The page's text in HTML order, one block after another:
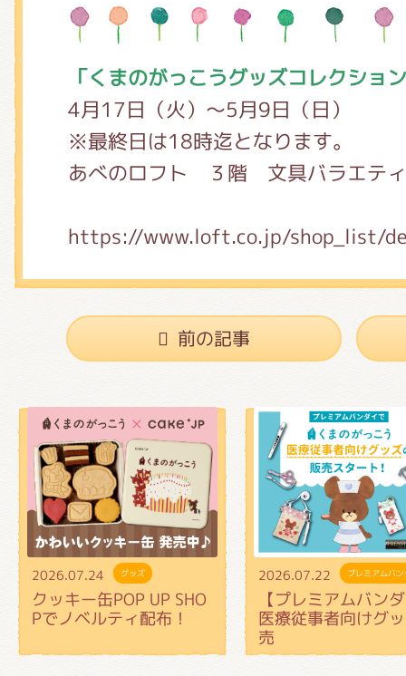
「くまのがっこうグッズコレクショ
4月17日（火）～5月9日（日）
※最終日は18時迄となります。
あべのロフト ３階 文具バラエテ
https://www.loft.co.jp/shop_list/
前の記事
2026.07.24 グッズ
クッキー缶POP UP SHO
Pでノベルティ配布！
2026.07.22 プレミアムバ
【プレミアムバン
医療従事者向けグ
売